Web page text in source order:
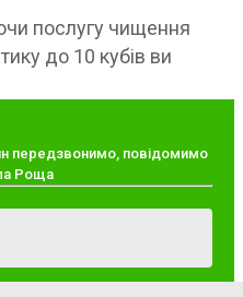
послугу чищення
до 10 кубів ви
передзвонимо, повідомимо
Роща